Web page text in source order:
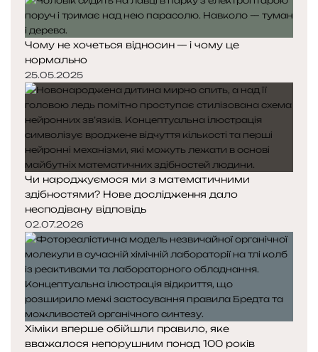
Чому не хочеться відносин — і чому це
нормально
25.05.2025
Чи народжуємося ми з математичними
здібностями? Нове дослідження дало
несподівану відповідь
02.07.2026
Хіміки вперше обійшли правило, яке
вважалося непорушним понад 100 років